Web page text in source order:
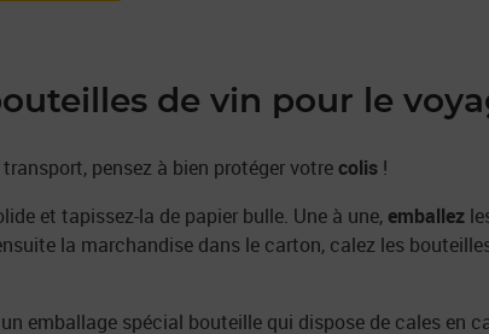
de vin pour le
pensez à bien protéger votrecolis !
et tapissez-la de papier bulle. Une à une, emballez
la marchandise dans le carton, calez les
emballage spécial bouteille qui dispose de cales en